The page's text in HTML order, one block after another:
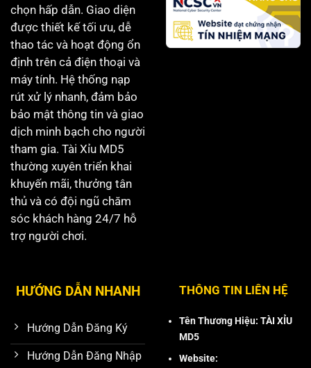
chọn hấp dẫn. Giao diện
được thiết kế tối ưu, dễ
thao tác và hoạt động ổn
định trên cả điện thoại và
máy tính. Hệ thống nạp
rút xử lý nhanh, đảm bảo
bảo mật thông tin và giao
dịch minh bạch cho người
tham gia. Tài Xỉu MD5
thường xuyên triển khai
khuyến mãi, thưởng tân
thủ và có đội ngũ chăm
sóc khách hàng 24/7 hỗ
trợ người chơi.
HƯỚNG DẪN NHANH
Hướng Dẫn Đăng Ký
Hướng Dẫn Đăng Nhập
THÔNG TIN LIÊN HỆ
Tên Thương Hiệu: TÀI XỈU
MD5
Website: